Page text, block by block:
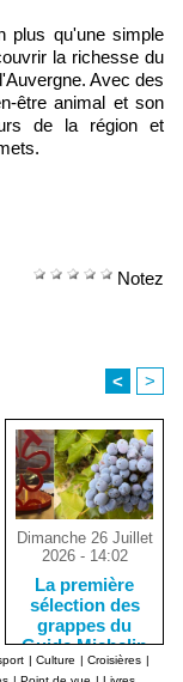
plus qu'une simple
la richesse du
Avec des
être animal et son
de la région et
Notez
< >
Dimanche 26 Juillet
2026 - 14:02
La première
sélection des
grappes du
Guide Michelin
| Culture | Croisières |